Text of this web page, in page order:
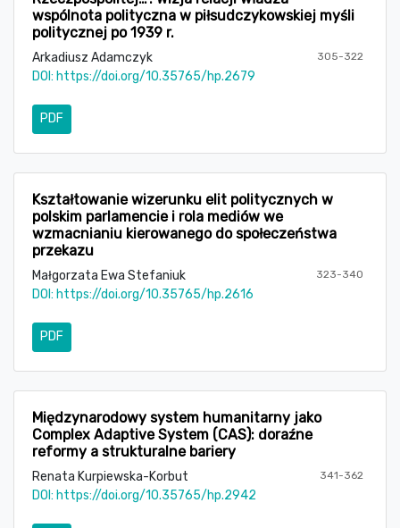
wspólnota polityczna w piłsudczykowskiej myśli
politycznej po 1939 r.
Arkadiusz Adamczyk 305-322
DOI: https://doi.org/10.35765/hp.2679
PDF
Kształtowanie wizerunku elit politycznych w
polskim parlamencie i rola mediów we
wzmacnianiu kierowanego do społeczeństwa
przekazu
Małgorzata Ewa Stefaniuk 323-340
DOI: https://doi.org/10.35765/hp.2616
PDF
Międzynarodowy system humanitarny jako
Complex Adaptive System (CAS): doraźne
reformy a strukturalne bariery
Renata Kurpiewska-Korbut 341-362
DOI: https://doi.org/10.35765/hp.2942